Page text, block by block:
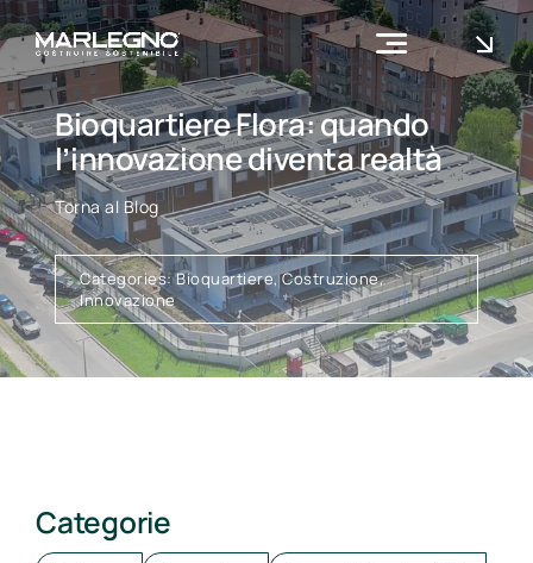
Skip
to
content
Toggle
Navigation
Azienda
Cosa facciamo
Contatti
Bioquartiere Flora: quando
l’innovazione diventa realtà
Torna al Blog
Categories:Bioquartiere,Costruzione,
Innovazione
Categorie